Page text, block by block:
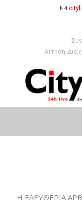
Αίτηση
Η ΕΛΕΥΘΕΡΙΑ